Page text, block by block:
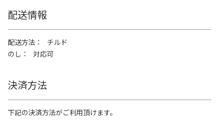
配送情報
配送方法
チルド
のし
対応可
決済方法
下記の決済方法がご利用頂けます。